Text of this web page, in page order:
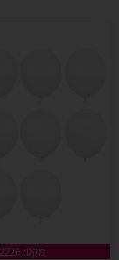
מקט: 22226